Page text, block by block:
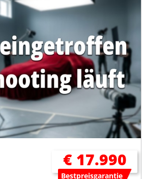
€ 17.990
Bestpreisgarantie